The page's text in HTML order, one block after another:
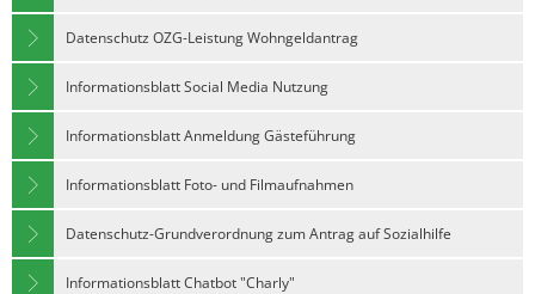
Datenschutz OZG-Leistung Wohngeldantrag
Informationsblatt Social Media Nutzung
Informationsblatt Anmeldung Gästeführung
Informationsblatt Foto- und Filmaufnahmen
Datenschutz-Grundverordnung zum Antrag auf Sozialhilfe
Informationsblatt Chatbot "Charly"